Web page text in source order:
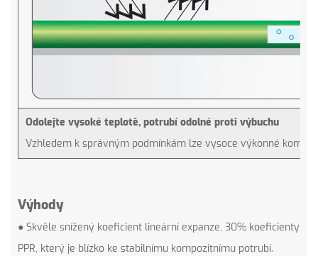
Odolejte vysoké teplotě, potrubí odolné proti výbuchu
Vzhledem k správným podmínkám lze vysoce výkonné
Výhody
● Skvěle snížený koeficient lineární expanze, 30% koeficienty
PPR, který je blízko ke stabilnímu kompozitnímu potrubí.